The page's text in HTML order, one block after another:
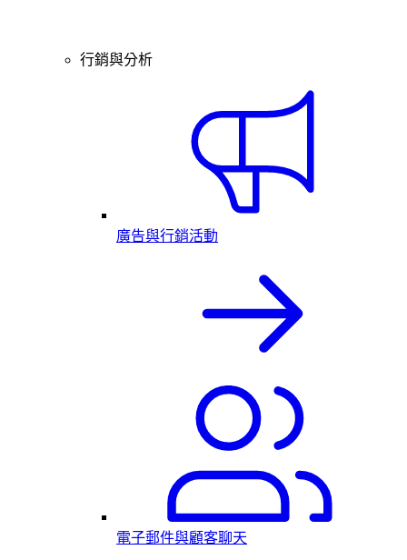
行銷與分析
廣告與行銷活動
電子郵件與顧客聊天